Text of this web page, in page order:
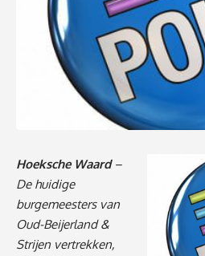
Hoeksche Waard–
De huidige
burgemeesters van
Oud-Beijerland &
Strijen vertrekken,